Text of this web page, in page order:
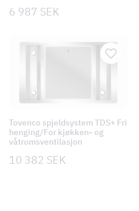
6 987 SEK
Tovenco spjeldsystem TDS+ Fri
henging/For kjøkken- og
våtromsventilasjon
10 382 SEK